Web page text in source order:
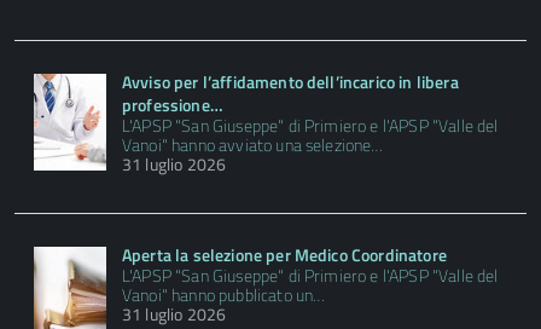
Avviso per l’affidamento dell’incarico in libera
professione…
L'APSP "San Giuseppe" di Primiero e l'APSP "Valle del
Vanoi" hanno avviato una selezione…
31 luglio 2026
Aperta la selezione per Medico Coordinatore
L'APSP "San Giuseppe" di Primiero e l'APSP "Valle del
Vanoi" hanno pubblicato un…
31 luglio 2026